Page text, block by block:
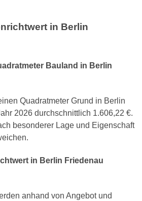
in Berlin
Bauland in Berlin
Quadratmeter Grund in Berlin
2026 durchschnittlich 1.606,22 €.
besonderer Lage und Eigenschaft
in Berlin Friedenau
anhand von Angebot und